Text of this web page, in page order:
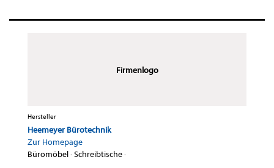
Firmenlogo
Hersteller
Heemeyer Bürotechnik
Zur Homepage
Büromöbel·Schreibtische·